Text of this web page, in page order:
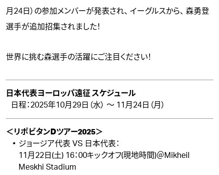
月24日）の参加メンバーが発表され、 イーグルスから、 森勇登
選手が追加招集されました！
世界に挑む森選手の活躍にご注目ください！
日本代表ヨーロッパ遠征 スケジュール
日程：2025年10月29日（水） ～ 11月24日（月）
＜リポビタンDツアー2025＞
ジョージア代表 VS 日本代表：
11月22日(土) 16：00キックオフ(現地時間)＠Mikheil
Meskhi Stadium